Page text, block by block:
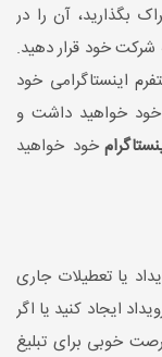
بگذارید، آن را در
شرکت خود قرار دهید.
اینستاگرامی خود
خود خواهید داشت و
خود خواهید
یا تعطیلات جاری
ایجاد کنید یا اگر
خوبی برای تبلیغ